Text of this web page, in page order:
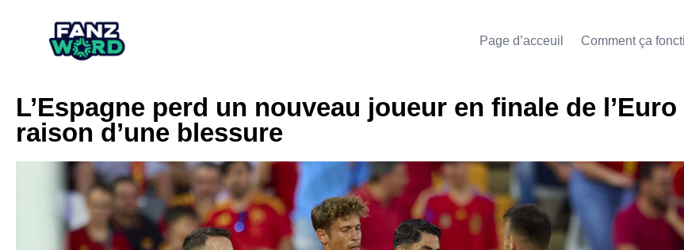
Page d’acceuil Comment ça
L’Espagne perd un nouveau joueur en finale de l’Euro
raison d’une blessure